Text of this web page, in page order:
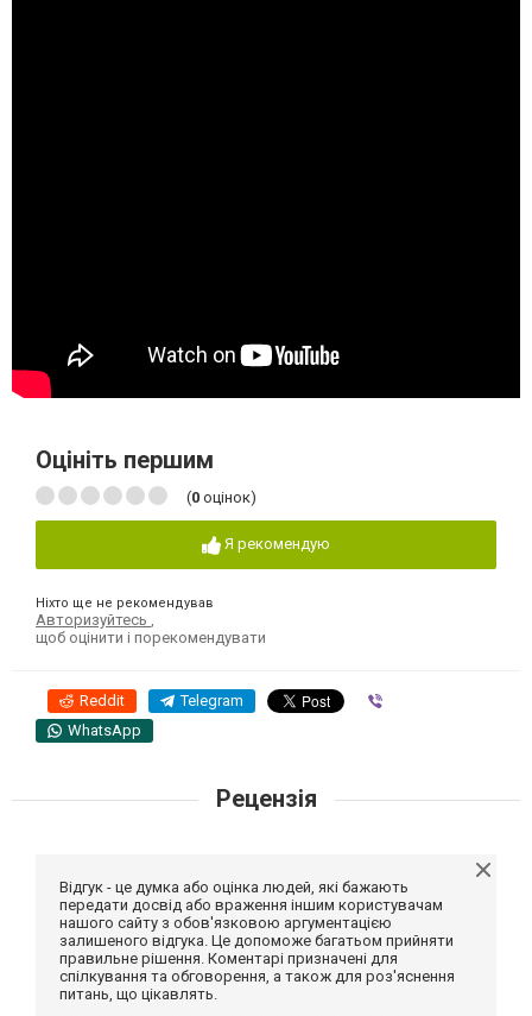
Оцініть першим
(0 оцінок)
Я рекомендую
Ніхто ще не рекомендував
Авторизуйтесь
щоб оцінити і порекомендувати
Reddit Telegram
WhatsApp
Рецензія
Відгук - це думка або оцінка людей, які бажають
передати досвід або враження іншим користувачам
нашого сайту з обов'язковою аргументацією
залишеного відгука. Це допоможе багатьом прийняти
правильне рішення. Коментарі призначені для
спілкування та обговорення, а також для роз'яснення
питань, що цікавлять.